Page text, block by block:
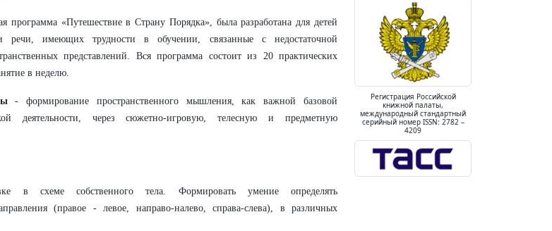
программа «Путешествие в Страну Порядка», была разработана для детей
имеющих трудности в обучении, связанные с недостаточной
представлений. Вся программа состоит из 20 практических
в неделю.
- формирование пространственного мышления, как важной базовой
деятельности, через сюжетно-игровую, телесную и предметную
в схеме собственного тела. Формировать умение определять
(правое - левое, направо-налево, справа-слева), в различных
Регистрация Российской
книжной палаты,
международный стандартный
серийный номер ISSN: 2782 –
4209